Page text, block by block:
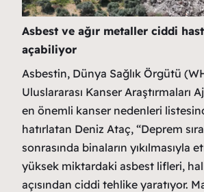
Asbest ve ağır metaller ciddi
açabiliyor
Asbestin, Dünya Sağlık Örgütü
Uluslararası Kanser Araştırmaları
en önemli kanser nedenleri
hatırlatan Deniz Ataç, “Deprem
sonrasında binaların yıkılmasıyla
yüksek miktardaki asbest lifleri,
açısından ciddi tehlike yaratıyor.